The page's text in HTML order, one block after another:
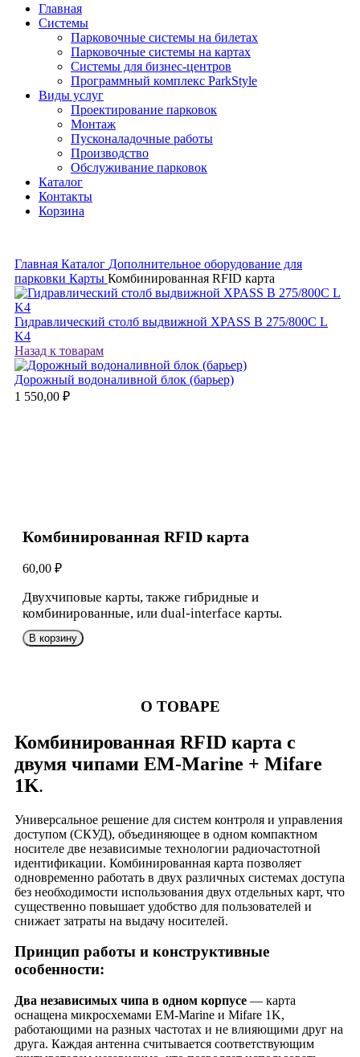
Главная
Системы
Парковочные системы на билетах
Парковочные системы на картах
Системы для бизнес-центров
Программный комплекс ParkStyle
Виды услуг
Проектирование парковок
Монтаж
Пусконаладочные работы
Производство
Обслуживание парковок
Каталог
Контакты
Корзина
Главная Каталог Дополнительное оборудование для
парковки Карты Комбинированная RFID карта
Гидравлический столб выдвижной XPASS B 275/800C L
K4
Назад к товарам
Дорожный водоналивной блок (барьер)
1 550,00 ₽
Комбинированная RFID карта
60,00 ₽
Двухчиповые карты, также гибридные и
комбинированные, или dual-interface карты.
В корзину
О ТОВАРЕ
Комбинированная RFID карта с
двумя чипами EM-Marine + Mifare
1K.
Универсальное решение для систем контроля и управления
доступом (СКУД), объединяющее в одном компактном
носителе две независимые технологии радиочастотной
идентификации. Комбинированная карта позволяет
одновременно работать в двух различных системах доступа
без необходимости использования двух отдельных карт, что
существенно повышает удобство для пользователей и
снижает затраты на выдачу носителей.
Принцип работы и конструктивные
особенности:
Два независимых чипа в одном корпусе — карта
оснащена микросхемами EM-Marine и Mifare 1K,
работающими на разных частотах и не влияющими друг на
друга. Каждая антенна считывается соответствующим